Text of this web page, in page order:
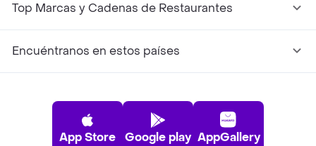
Top Marcas y Cadenas de Restaurantes
Encuéntranos en estos países
App Store Google play AppGallery